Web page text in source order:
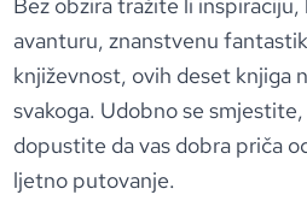
avanturu, znanstvenu
književnost, ovih deset knjiga
svakoga. Udobno se
dopustite da vas dobra priča
ljetno putovanje.